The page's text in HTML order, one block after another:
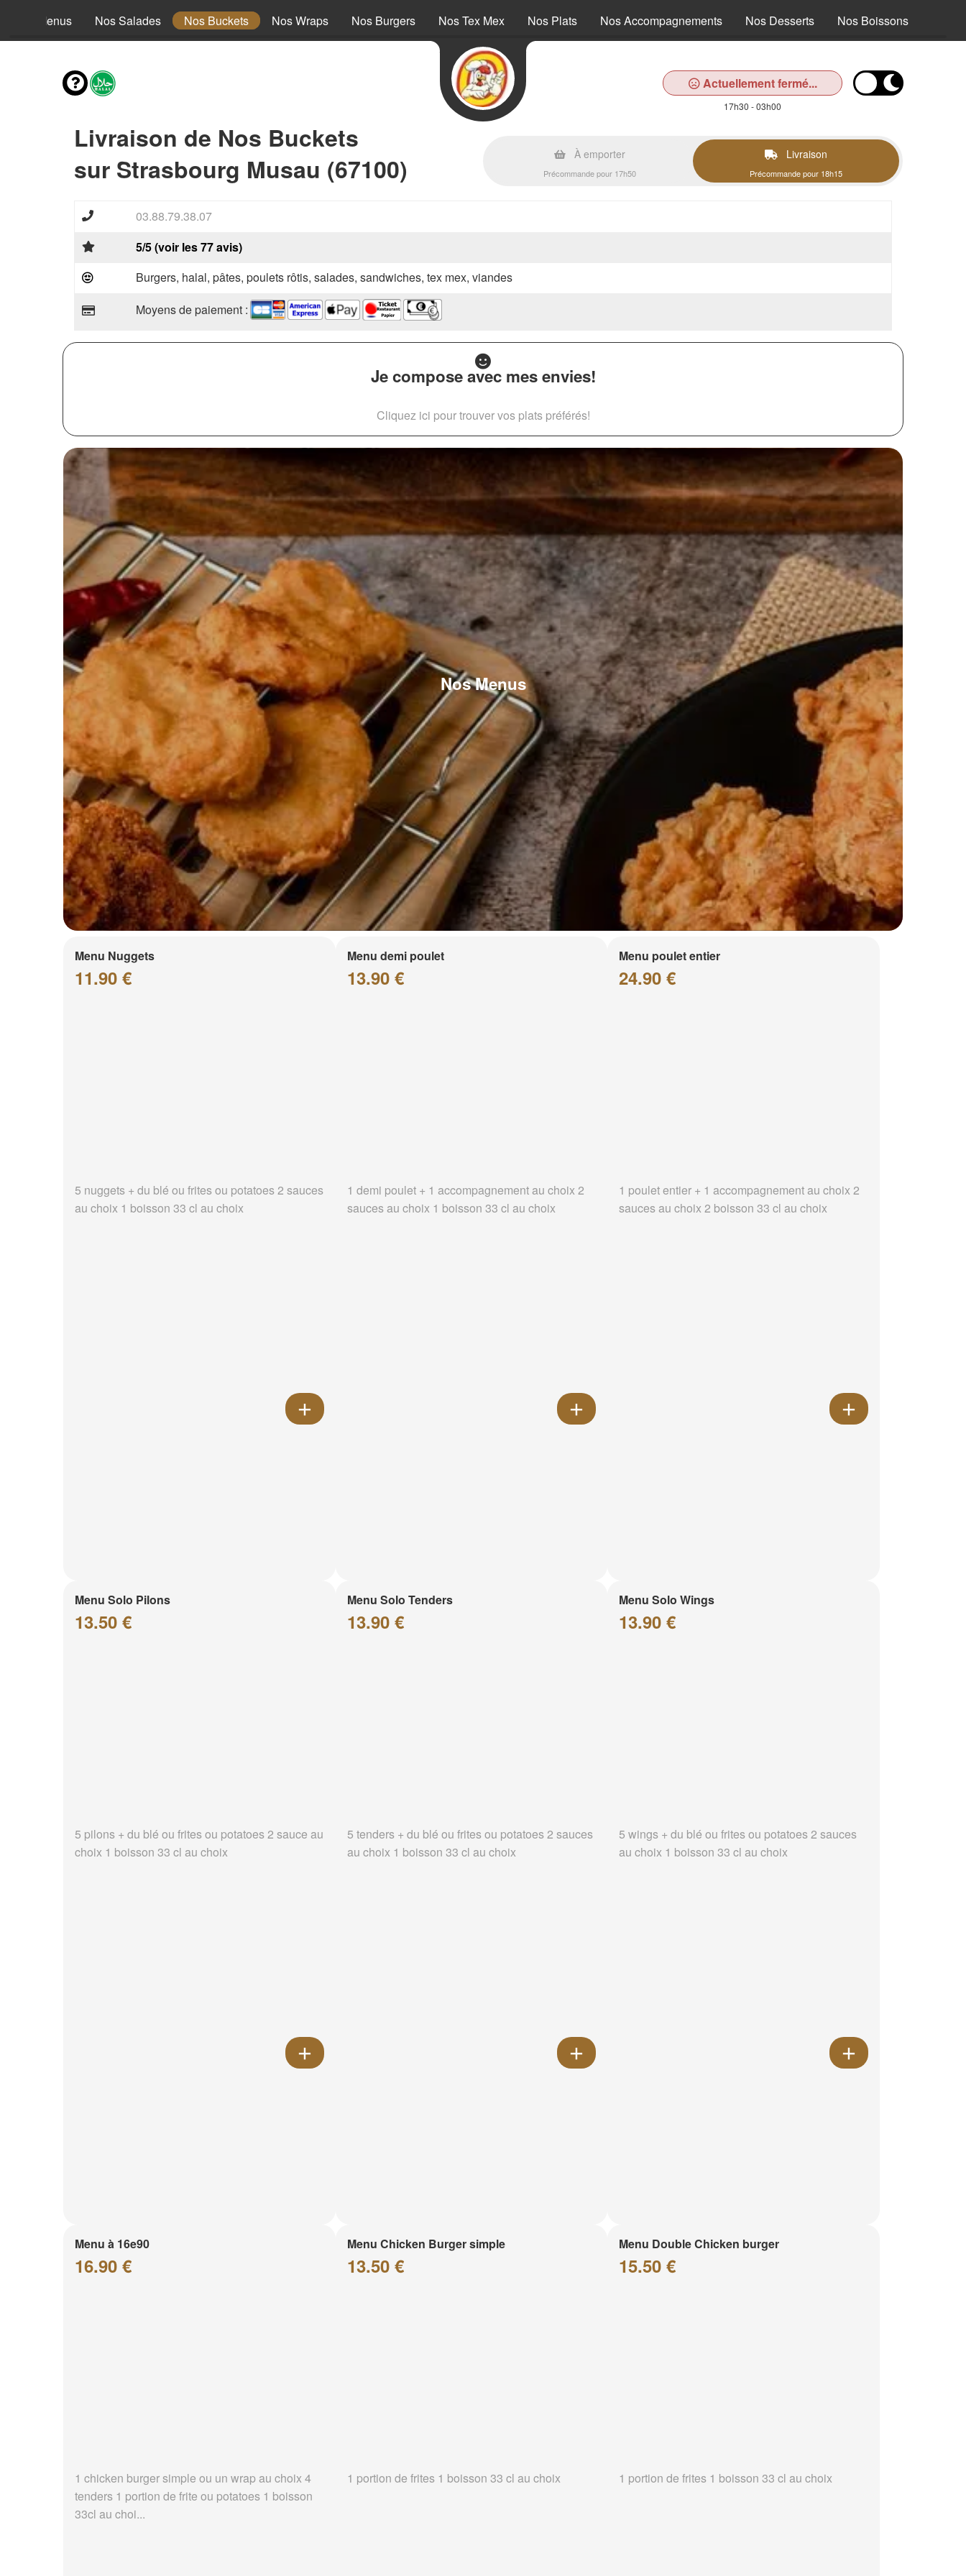
Nos Menus Nos Salades Nos Buckets Nos Wraps Nos Burgers Nos Tex Mex Nos Plats Nos Accompagnements Nos Desserts Nos Boissons
Actuellement fermé...
17h30 - 03h00
Livraison de Nos Buckets
sur Strasbourg Musau (67100)
À emporter
Précommande pour 17h50
Livraison
Précommande pour 18h15
03.88.79.38.07
5/5 (voir les 77 avis)
Burgers, halal, pâtes, poulets rôtis, salades, sandwiches, tex mex, viandes
Moyens de paiement :
Je compose avec mes envies!
Cliquez ici pour trouver vos plats préférés!
Nos Menus
Menu Nuggets
11.90 €
5 nuggets + du blé ou frites ou potatoes 2 sauces
au choix 1 boisson 33 cl au choix
Menu demi poulet
13.90 €
1 demi poulet + 1 accompagnement au choix 2
sauces au choix 1 boisson 33 cl au choix
Menu poulet entier
24.90 €
1 poulet entier + 1 accompagnement au choix 2
sauces au choix 2 boisson 33 cl au choix
Menu Solo Pilons
13.50 €
5 pilons + du blé ou frites ou potatoes 2 sauce au
choix 1 boisson 33 cl au choix
Menu Solo Tenders
13.90 €
5 tenders + du blé ou frites ou potatoes 2 sauces
au choix 1 boisson 33 cl au choix
Menu Solo Wings
13.90 €
5 wings + du blé ou frites ou potatoes 2 sauces
au choix 1 boisson 33 cl au choix
Menu à 16e90
16.90 €
1 chicken burger simple ou un wrap au choix 4
tenders 1 portion de frite ou potatoes 1 boisson
33cl au choi...
Menu Chicken Burger simple
13.50 €
1 portion de frites 1 boisson 33 cl au choix
Menu Double Chicken burger
15.50 €
1 portion de frites 1 boisson 33 cl au choix